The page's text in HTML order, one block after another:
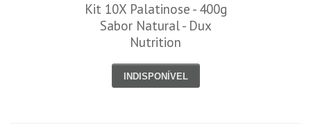
Kit 10X Palatinose - 400g
Sabor Natural - Dux
Nutrition
INDISPONÍVEL